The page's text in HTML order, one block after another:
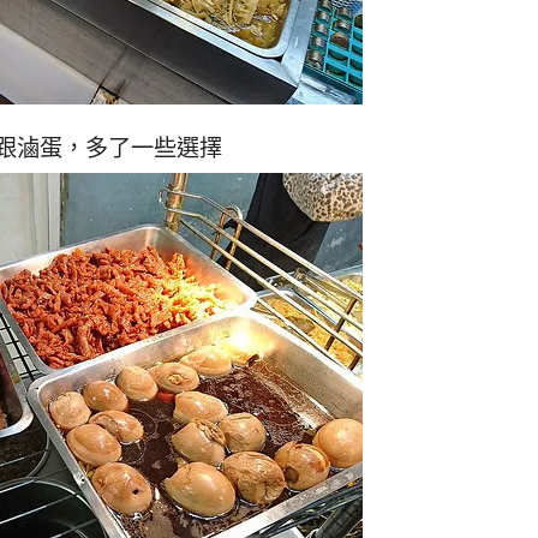
滷蛋，多了一些選擇